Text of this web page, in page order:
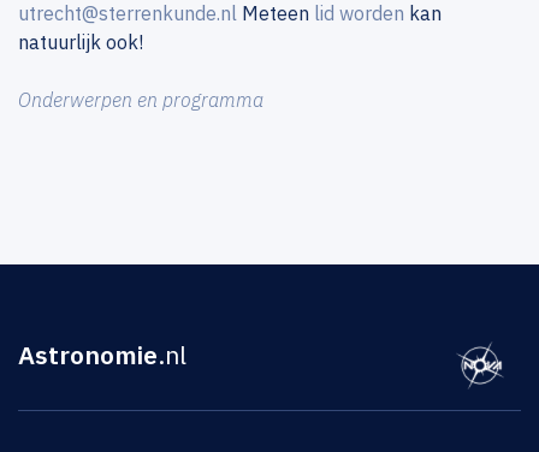
utrecht@sterrenkunde.nl Meteen lid worden kan
natuurlijk ook!
Onderwerpen en programma
Astronomie.nl